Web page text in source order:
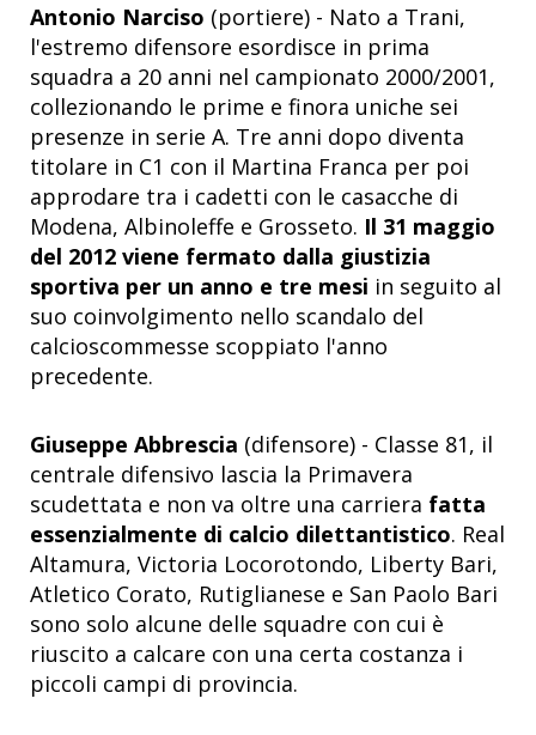
Antonio Narciso (portiere) - Nato a Trani,
l'estremo difensore esordisce in prima
squadra a 20 anni nel campionato 2000/2001,
collezionando le prime e finora uniche sei
presenze in serie A. Tre anni dopo diventa
titolare in C1 con il Martina Franca per poi
approdare tra i cadetti con le casacche di
Modena, Albinoleffe e Grosseto. Il 31 maggio
del 2012 viene fermato dalla giustizia
sportiva per un anno e tre mesi in seguito al
suo coinvolgimento nello scandalo del
calcioscommesse scoppiato l'anno
precedente.
Giuseppe Abbrescia (difensore) - Classe 81, il
centrale difensivo lascia la Primavera
scudettata e non va oltre una carriera fatta
essenzialmente di calcio dilettantistico. Real
Altamura, Victoria Locorotondo, Liberty Bari,
Atletico Corato, Rutiglianese e San Paolo Bari
sono solo alcune delle squadre con cui è
riuscito a calcare con una certa costanza i
piccoli campi di provincia.